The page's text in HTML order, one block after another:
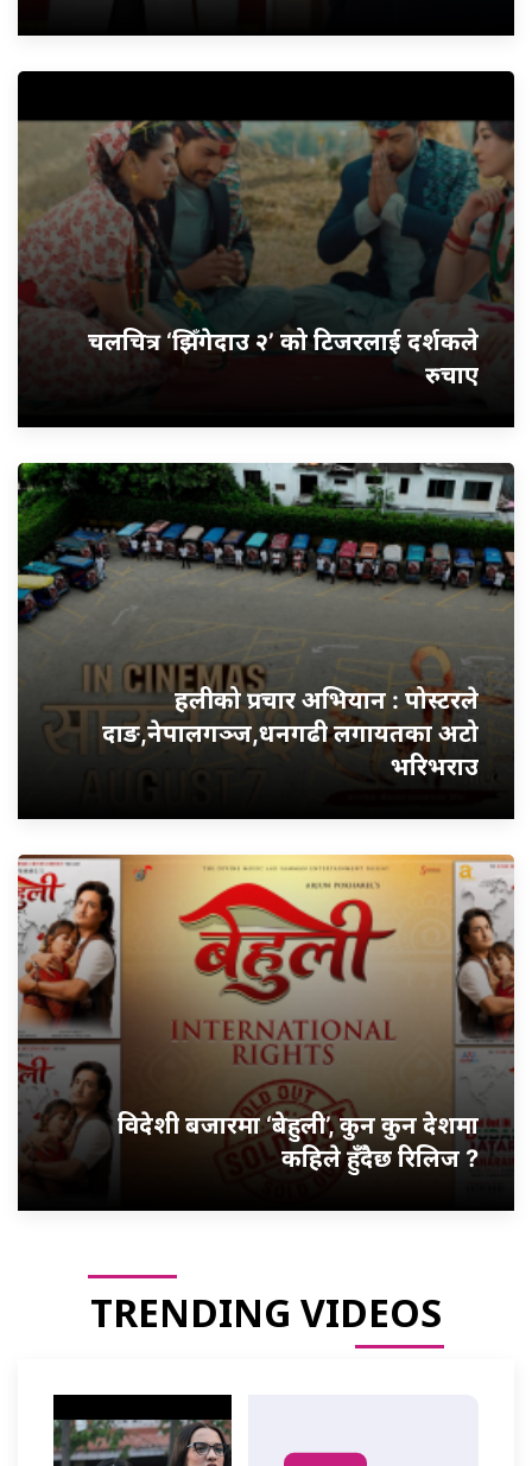
चलचित्र ‘झिँगेदाउ २’ को टिजरलाई दर्शकले
रुचाए
हलीको प्रचार अभियान : पोस्टरले
दाङ,नेपालगञ्ज,धनगढी लगायतका अटो
भरिभराउ
विदेशी बजारमा ‘बेहुली’, कुन कुन देशमा
कहिले हुँदैछ रिलिज ?
TRENDING VIDEOS